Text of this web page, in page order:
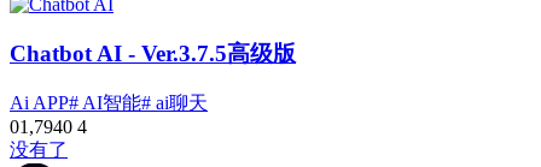
Chatbot AI - Ver.3.7.5高级版
Ai APP# AI智能# ai聊天
01,7940 4
没有了